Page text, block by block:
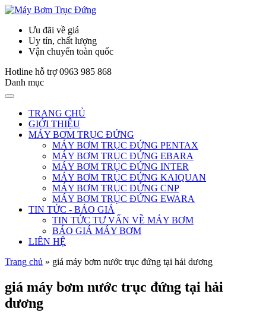
Ưu đãi về giá
Uy tín, chất lượng
Vận chuyển toàn quốc
Hotline hỗ trợ 0963 985 868
Danh mục
TRANG CHỦ
GIỚI THIỆU
MÁY BƠM TRỤC ĐỨNG
MÁY BƠM TRỤC ĐỨNG PENTAX
MÁY BƠM TRỤC ĐỨNG EBARA
MÁY BƠM TRỤC ĐỨNG INTER
MÁY BƠM TRỤC ĐỨNG KAIQUAN
MÁY BƠM TRỤC ĐỨNG CNP
MÁY BƠM TRỤC ĐỨNG EWARA
TIN TỨC - BÁO GIÁ
TIN TỨC TƯ VẤN VỀ MÁY BƠM
BÁO GIÁ MÁY BƠM
LIÊN HỆ
Trang chủ » giá máy bơm nước trục đứng tại hải dương
giá máy bơm nước trục đứng tại hải
dương